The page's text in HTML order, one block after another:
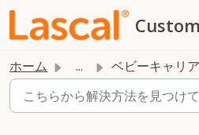
メインコンテンツに移動
ホーム ... ベビーキャリアでの赤ちゃんの位置はなぜ重